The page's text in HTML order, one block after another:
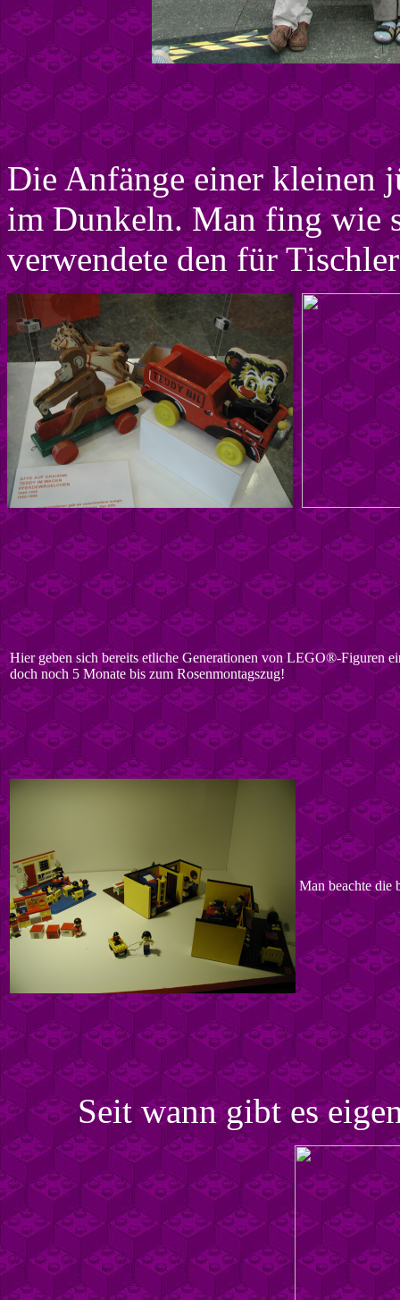
Die Anfänge einer kleinen
im Dunkeln. Man fing wie
verwendete den für
Hier geben sich bereits etliche Generationen von LEGO®-Figuren
doch noch 5 Monate bis zum Rosenmontagszug!
Man beachte die
Seit wann gibt es